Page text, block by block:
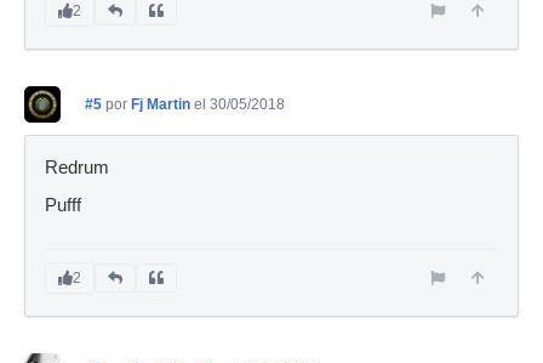
2
#5 por Fj Martin el 30/05/2018
Redrum
Pufff
2